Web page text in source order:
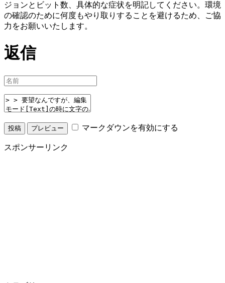
ジョンとビット数、具体的な症状を明記してください。環境
の確認のために何度もやり取りすることを避けるため、ご協
力をお願いいたします。
返信
マークダウンを有効にする
スポンサーリンク